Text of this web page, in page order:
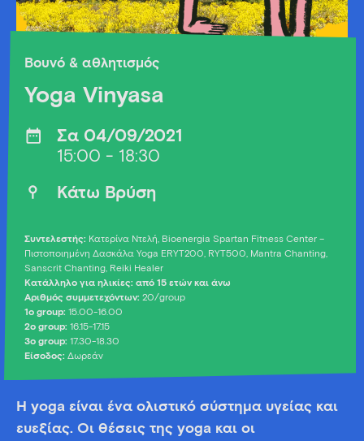
Βουνό & αθλητισμός
Yoga Vinyasa
Σα 04/09/2021
15:00 - 18:30
Κάτω Βρύση
Συντελεστής: Κατερίνα Ντελή, Bioenergia Spartan Fitness Center –
Πιστοποιημένη Δασκάλα Yoga ERYT200, RYT500, Mantra Chanting,
Sanscrit Chanting, Reiki Healer
Κατάλληλο για ηλικίες: από 15 ετών και άνω
Αριθμός συμμετεχόντων: 20/group
1o group: 15.00-16.00
2o group: 16.15-17.15
3ο group: 17.30-18.30
Είσοδος: Δωρεάν
Η yoga είναι ένα ολιστικό σύστημα υγείας και
ευεξίας. Οι θέσεις της yoga και οι